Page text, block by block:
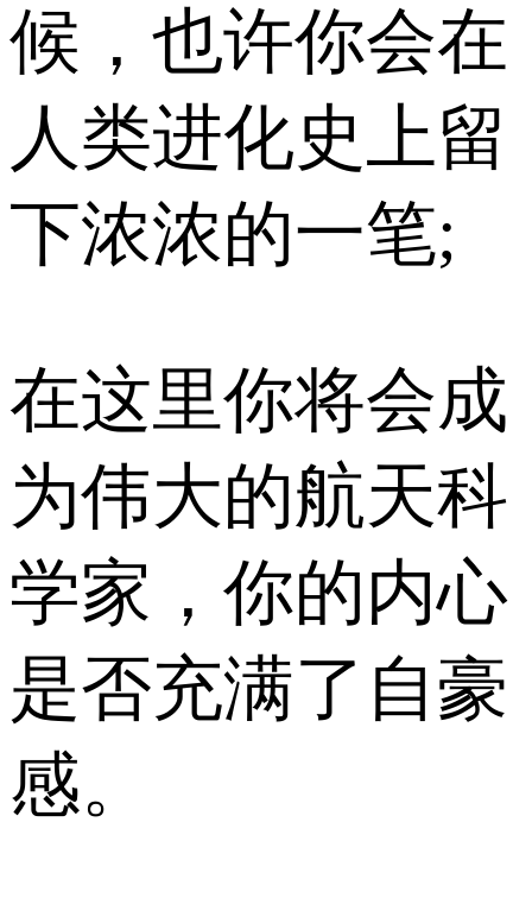
候，也许你会在
人类进化史上留
下浓浓的一笔;
在这里你将会成
为伟大的航天科
学家，你的内心
是否充满了自豪
感。